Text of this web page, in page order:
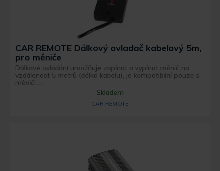
CAR REMOTE Dálkový ovladač kabelový 5m,
pro měniče
Dálkové ovládání umožňuje zapínat a vypínat měnič na
vzdálenost 5 metrů (délka kabelu), je kompatibilní pouze s
měniči ...
Skladem
CAR REMOTE